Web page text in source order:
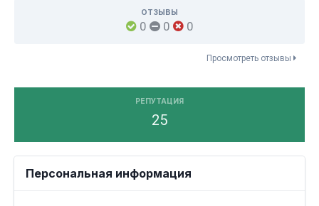
ОТЗЫВЫ
0 0 0
Просмотреть отзывы
РЕПУТАЦИЯ
25
Персональная информация